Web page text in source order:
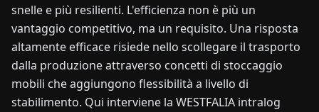
snelle e più resilienti. L'efficienza non è più un
vantaggio competitivo, ma un requisito. Una risposta
altamente efficace risiede nello scollegare il trasporto
dalla produzione attraverso concetti di stoccaggio
mobili che aggiungono flessibilità a livello di
stabilimento. Qui interviene la WESTFALIA intralog